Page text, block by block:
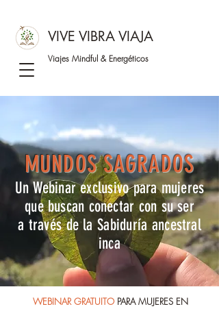
VIVE VIBRA VIAJA
Viajes Mindful & Energéticos
MUNDOS SAGRADOS
Un Webinar exclusivo para mujeres
que buscan conectar con su ser
a travésde la Sabiduría ancestral
inca
WEBINAR GRATUITOPARA MUJERES EN